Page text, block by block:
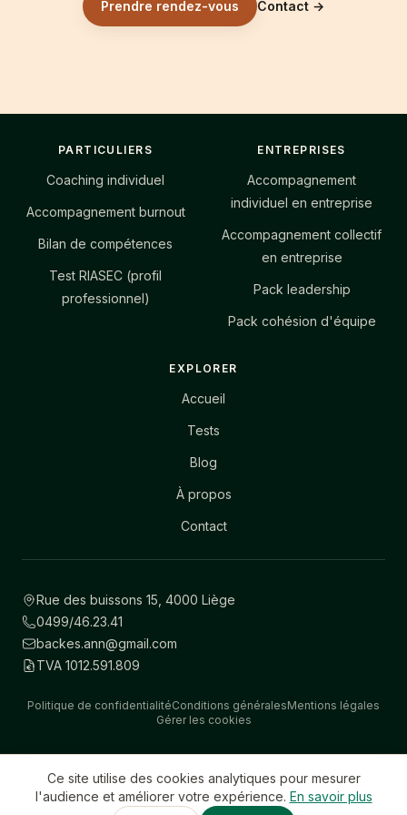
Prendre rendez-vous Contact →
PARTICULIERS
Coaching individuel
Accompagnement burnout
Bilan de compétences
Test RIASEC (profil
professionnel)
ENTREPRISES
Accompagnement
individuel en entreprise
Accompagnement collectif
en entreprise
Pack leadership
Pack cohésion d'équipe
EXPLORER
Accueil
Tests
Blog
À propos
Contact
Rue des buissons 15, 4000 Liège
0499/46.23.41
backes.ann@gmail.com
TVA 1012.591.809
Politique de confidentialitéConditions généralesMentions légales
Gérer les cookies
Linkedin
Ce site utilise des cookies analytiques pour mesurer
l'audience et améliorer votre expérience. En savoir plus